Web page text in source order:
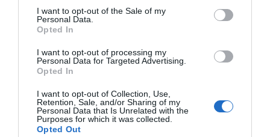
consent section.
I want to opt-out of the Sale of my
Personal Data.
Opted In
I want to opt-out of processing my
Personal Data for Targeted Advertising.
Opted In
I want to opt-out of Collection, Use,
Retention, Sale, and/or Sharing of my
Personal Data that Is Unrelated with the
Purposes for which it was collected.
Opted Out
Οι μαρτυρίες αυτές, σε συνδυασμό με οπτικό
σε πλήρη αντίθεση με τις δηλώσεις
ανώτατων στελεχών της κυβέρνησης Τραμπ,
μεταξύ των οποίων ο πρόεδρος των ΗΠΑ, η
υπουργός Εσωτερικής Ασφάλειας και ο
διοικητής της Συνοριακής Περιπολίας Γκρεγκ